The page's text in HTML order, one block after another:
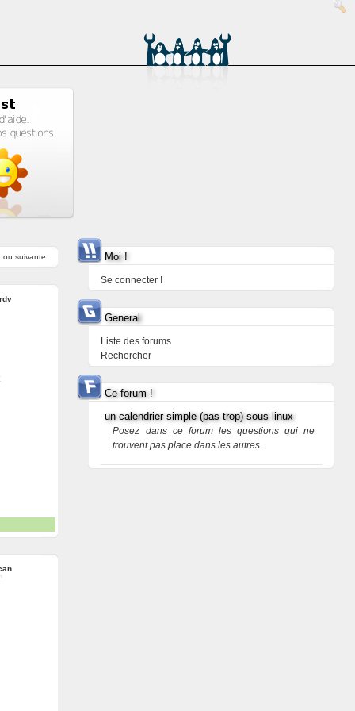
ou suivante Moi !
Se connecter !
General
Liste des forums
Rechercher
Ce forum !
un calendrier simple (pas trop) sous linux
Posez dans ce forum les questions qui ne
trouvent pas place dans les autres...